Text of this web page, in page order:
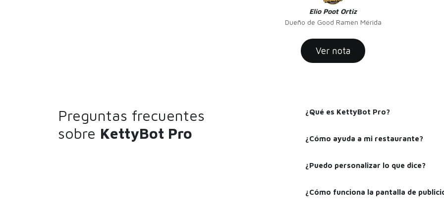
Elio Poot Ortiz
Dueño de Good Ramen Mérida
Ver nota
Preguntas frecuentes
sobre KettyBot Pro
¿Qué es KettyBot Pro?
¿Cómo ayuda a mi restaurante?
¿Puedo personalizar lo que dice?
¿Cómo funciona la pantalla de